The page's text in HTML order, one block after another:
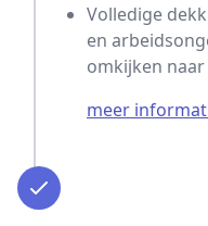
Volledige
en
omkijken
meer